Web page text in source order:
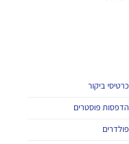
כרטיסי ביקור
הדפסות פוסטרים
פולדרים